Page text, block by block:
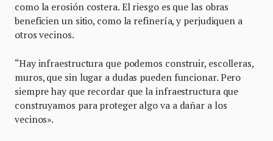
como la erosión costera. El riesgo es que las obras
beneficien un sitio, como la refinería, y perjudiquen a
otros vecinos.
“Hay infraestructura que podemos construir, escolleras,
muros, que sin lugar a dudas pueden funcionar. Pero
siempre hay que recordar que la infraestructura que
construyamos para proteger algo va a dañar a los
vecinos».